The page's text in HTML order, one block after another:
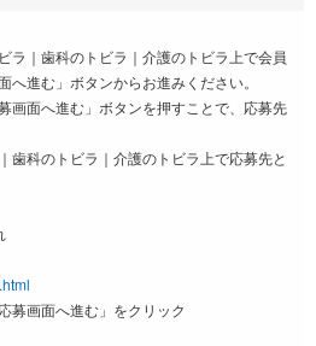
ラ｜歯科のトビラ｜介護のトビラ上で会員
進む」ボタンからお進みください。
画面へ進む」ボタンを押すことで、応募先
歯科のトビラ｜介護のトビラ上で応募先と
募画面へ進む」をクリック